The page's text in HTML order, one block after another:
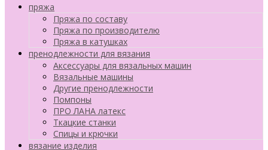
пряжа
Пряжа по составу
Пряжа по производителю
Пряжа в катушках
пренодлежности для вязания
Аксессуары для вязальных машин
Вязальные машины
Другие пренодлежности
Помпоны
ПРО ЛАНА латекс
Ткацкие станки
Cпицы и крючки
вязание изделия